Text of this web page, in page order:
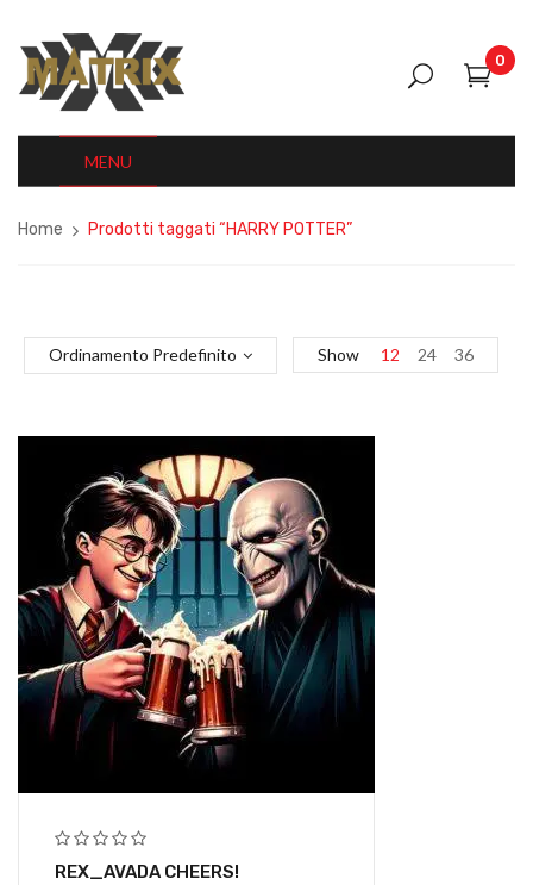
0
MENU
Home Prodotti taggati “HARRY POTTER”
Ordinamento Predefinito Show 12 24 36
REX_AVADA CHEERS!